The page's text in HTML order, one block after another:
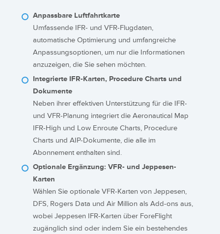
Anpassbare Luftfahrtkarte
Umfassende IFR- und VFR-Flugdaten,
automatische Optimierung und umfangreiche
Anpassungsoptionen, um nur die Informationen
anzuzeigen, die Sie sehen möchten.
Integrierte IFR-Karten, Procedure Charts und
Dokumente
Neben ihrer effektiven Unterstützung für die IFR-
und VFR-Planung integriert die Aeronautical Map
IFR-High und Low Enroute Charts, Procedure
Charts und AIP-Dokumente, die alle im
Abonnement enthalten sind.
Optionale Ergänzung: VFR- und Jeppesen-
Karten
Wählen Sie optionale VFR-Karten von Jeppesen,
DFS, Rogers Data und Air Million als Add-ons aus,
wobei Jeppesen IFR-Karten über ForeFlight
zugänglich sind oder indem Sie ein bestehendes